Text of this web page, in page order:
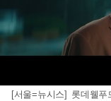
[서울=뉴시스] 롯데웰